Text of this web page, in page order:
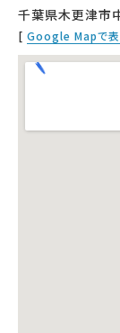
千葉県木更津市
[ Google Mapで表